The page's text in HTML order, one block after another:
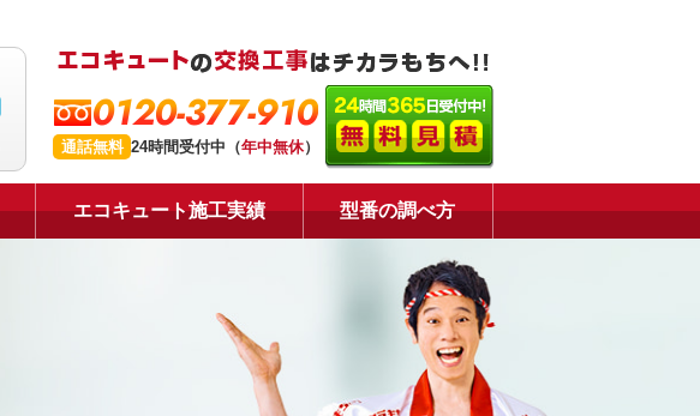
0120-377-910
通話無料 24時間受付中（年中無休）
エコキュート施工実績 型番の調べ方